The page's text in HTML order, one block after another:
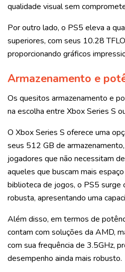
qualidade visual sem
Por outro lado, o PS5 eleva a
superiores, com seus 10.28
proporcionando gráficos
Armazenamento e
Os quesitos armazenamento e
na escolha entre Xbox Series S
O Xbox Series S oferece uma
seus 512 GB de
jogadores que não necessitam
aqueles que buscam mais
biblioteca de jogos, o PS5 surge
robusta, apresentando uma
Além disso, em termos de
contam com soluções da AMD,
com sua frequência de 3.5GHz,
desempenho ainda mais robusto.